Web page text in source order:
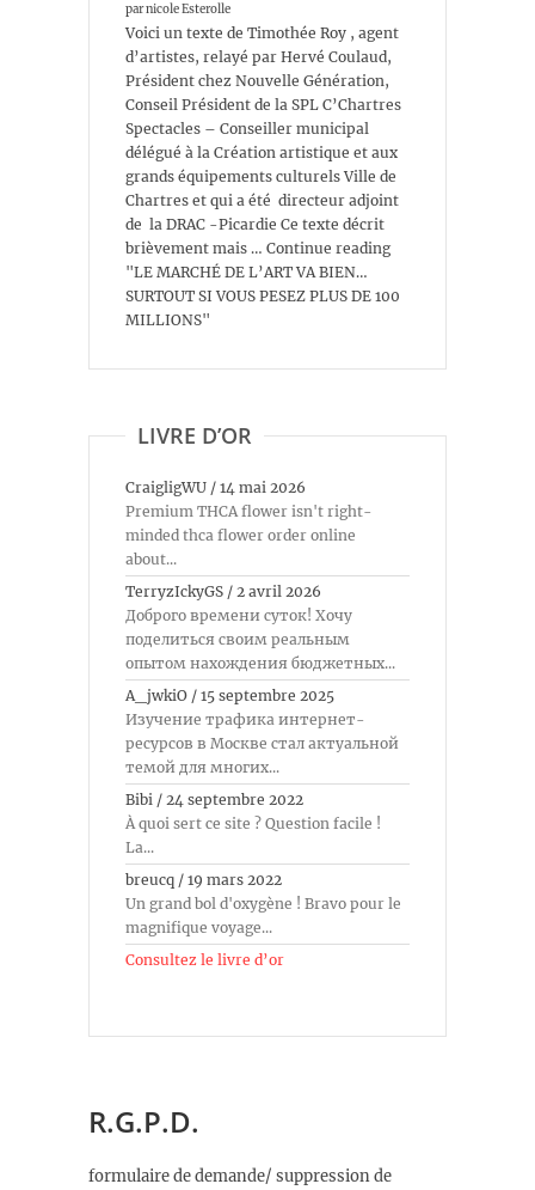
par nicole Esterolle
Voici un texte de Timothée Roy , agent
d’artistes, relayé par Hervé Coulaud,
Président chez Nouvelle Génération,
Conseil Président de la SPL C’Chartres
Spectacles – Conseiller municipal
délégué à la Création artistique et aux
grands équipements culturels Ville de
Chartres et qui a été directeur adjoint
de la DRAC -Picardie Ce texte décrit
brièvement mais … Continue reading
"LE MARCHÉ DE L’ART VA BIEN…
SURTOUT SI VOUS PESEZ PLUS DE 100
MILLIONS"
LIVRE D’OR
CraigligWU / 14 mai 2026
Premium THCA flower isn't right-
minded thca flower order online
about...
TerryzIckyGS / 2 avril 2026
Доброго времени суток! Хочу
поделиться своим реальным
опытом нахождения бюджетных...
A_jwkiO / 15 septembre 2025
Изучение трафика интернет-
ресурсов в Москве стал актуальной
темой для многих...
Bibi / 24 septembre 2022
À quoi sert ce site ? Question facile !
La...
breucq / 19 mars 2022
Un grand bol d'oxygène ! Bravo pour le
magnifique voyage...
Consultez le livre d’or
R.G.P.D.
formulaire de demande/ suppression de